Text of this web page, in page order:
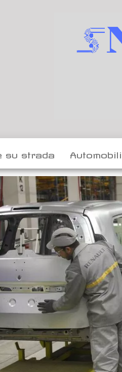
su strada Automobili